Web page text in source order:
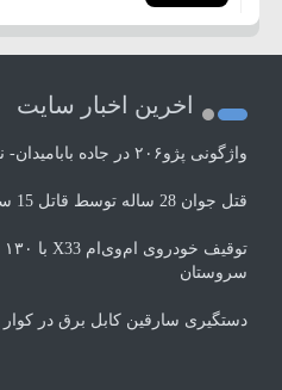
اخرین اخبار سایت
واژگونی پژو۲۰۶ در جاده بابامیدان- نورآباد با ۳ مصدوم
قتل جوان 28 ساله توسط قاتل 15 ساله در کازرون
سروستان
دستگیری سارقین کابل برق در کوار